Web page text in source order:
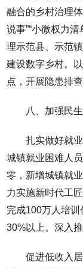
融合的乡村治理
说事”“小微权力
理示范县、示范
建设数字乡村。
点，开展隐患排
八、加强民
扎实做好就
城镇就业困难人
零，新增城镇就
力实施新时代工
完成100万人培训
30%以上。深入推
促进低收入